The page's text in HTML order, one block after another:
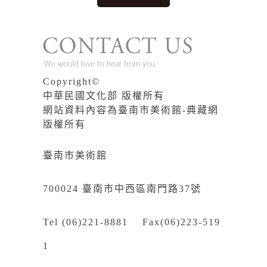
Copyright©
中華民國文化部 版權所有
網站資料內容為臺南市美術館-典藏網
版權所有
臺南市美術館
700024 臺南市中西區南門路37號
Tel (06)221-8881 Fax(06)223-519
1